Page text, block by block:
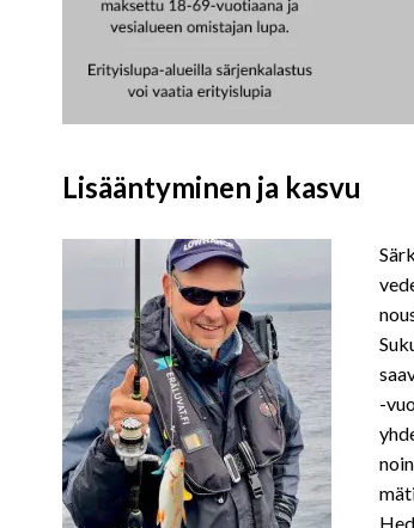
Lisääntyminen ja kasvu
-